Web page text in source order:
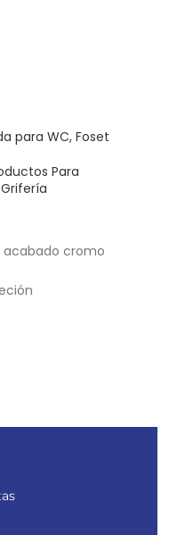
para WC, Foset
Para
cromo